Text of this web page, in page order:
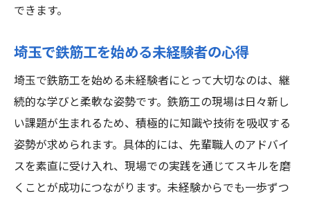
できます。
埼玉で鉄筋工を始める未経験者の心得
埼玉で鉄筋工を始める未経験者にとって大切なのは、継
続的な学びと柔軟な姿勢です。鉄筋工の現場は日々新し
い課題が生まれるため、積極的に知識や技術を吸収する
姿勢が求められます。具体的には、先輩職人のアドバイ
スを素直に受け入れ、現場での実践を通じてスキルを磨
くことが成功につながります。未経験からでも一歩ずつ